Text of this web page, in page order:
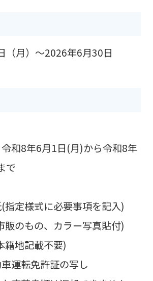
（月）～2026年6月30日
和8年6月1日(月)から令和8年
で
定様式に必要事項を記入)
のもの、カラー写真貼付)
地記載不要)
運転免許証の写し